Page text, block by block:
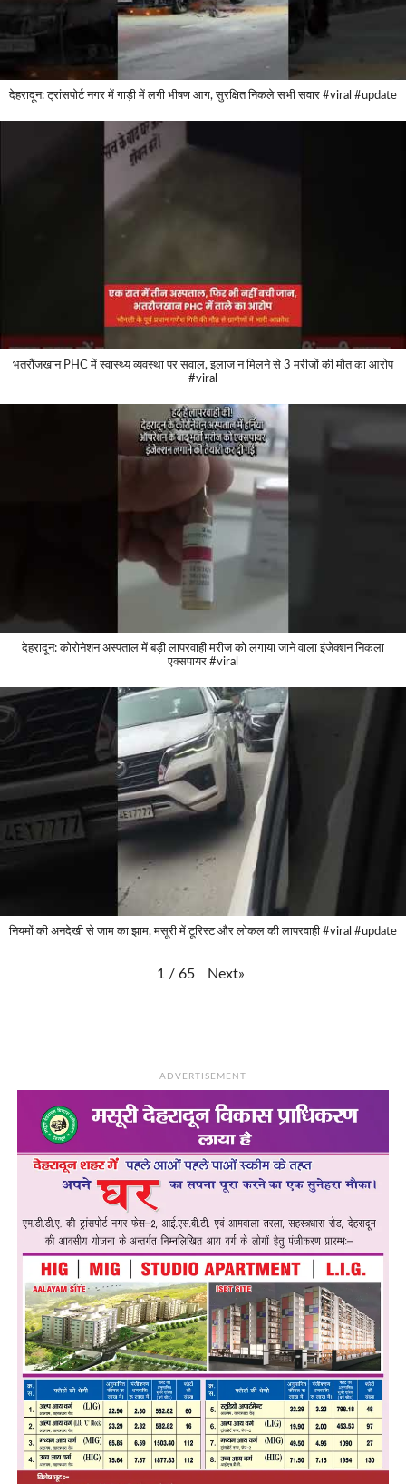
देहरादून: ट्रांसपोर्ट नगर में गाड़ी में लगी भीषण आग, सुरक्षित निकले सभी सवार #viral #update
भतरौंजखान PHC में स्वास्थ्य व्यवस्था पर सवाल, इलाज न मिलने से 3 मरीजों की मौत का आरोप
#viral
देहरादून: कोरोनेशन अस्पताल में बड़ी लापरवाही मरीज को लगाया जाने वाला इंजेक्शन निकला
एक्सपायर #viral
नियमों की अनदेखी से जाम का झाम, मसूरी में टूरिस्ट और लोकल की लापरवाही #viral #update
1 / 65 Next»
ADVERTISEMENT